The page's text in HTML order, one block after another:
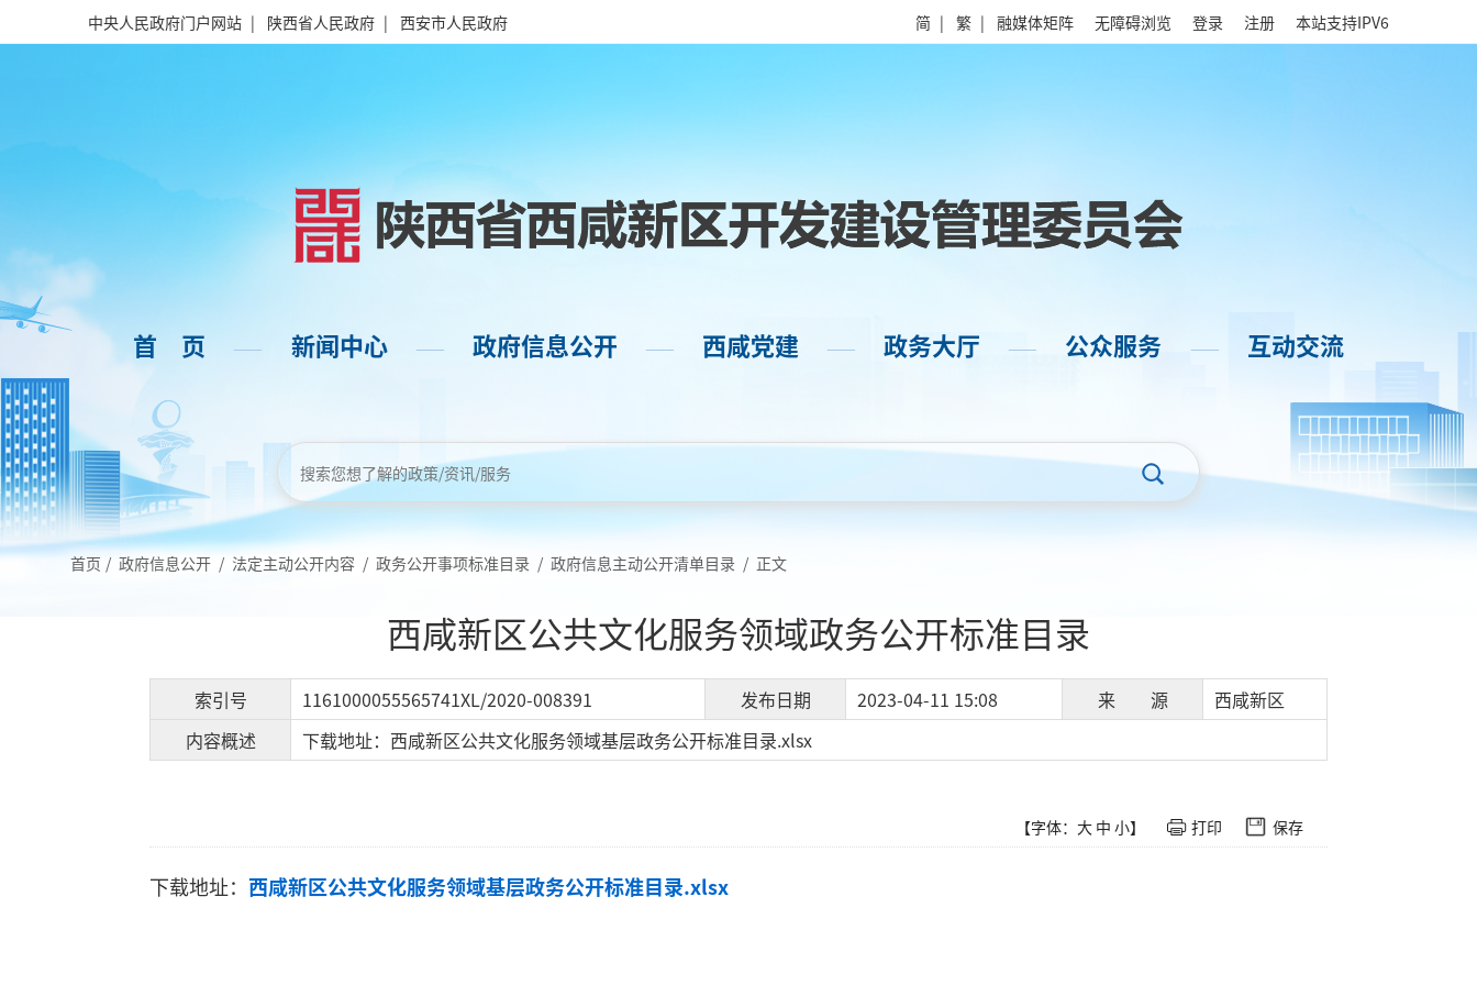
中央人民政府门户网站 | 陕西省人民政府 | 西安市人民政府 简 | 繁 | 融媒体矩阵 无障碍浏览 登录 注册 本站支持IPV6
首 页 —— 新闻中心 —— 政府信息公开 —— 西咸党建 —— 政务大厅 —— 公众服务 —— 互动交流
首页 / 政府信息公开 / 法定主动公开内容 / 政务公开事项标准目录 / 政府信息主动公开清单目录 / 正文
西咸新区公共文化服务领域政务公开标准目录
索引号 1161000055565741XL/2020-008391 发布日期 2023-04-11 15:08 来 源
西咸新区
内容概述
下载地址：西咸新区公共文化服务领域基层政务公开标准目录.xlsx
【字体： 大 中 小】 打印 保存
下载地址： 西咸新区公共文化服务领域基层政务公开标准目录.xlsx